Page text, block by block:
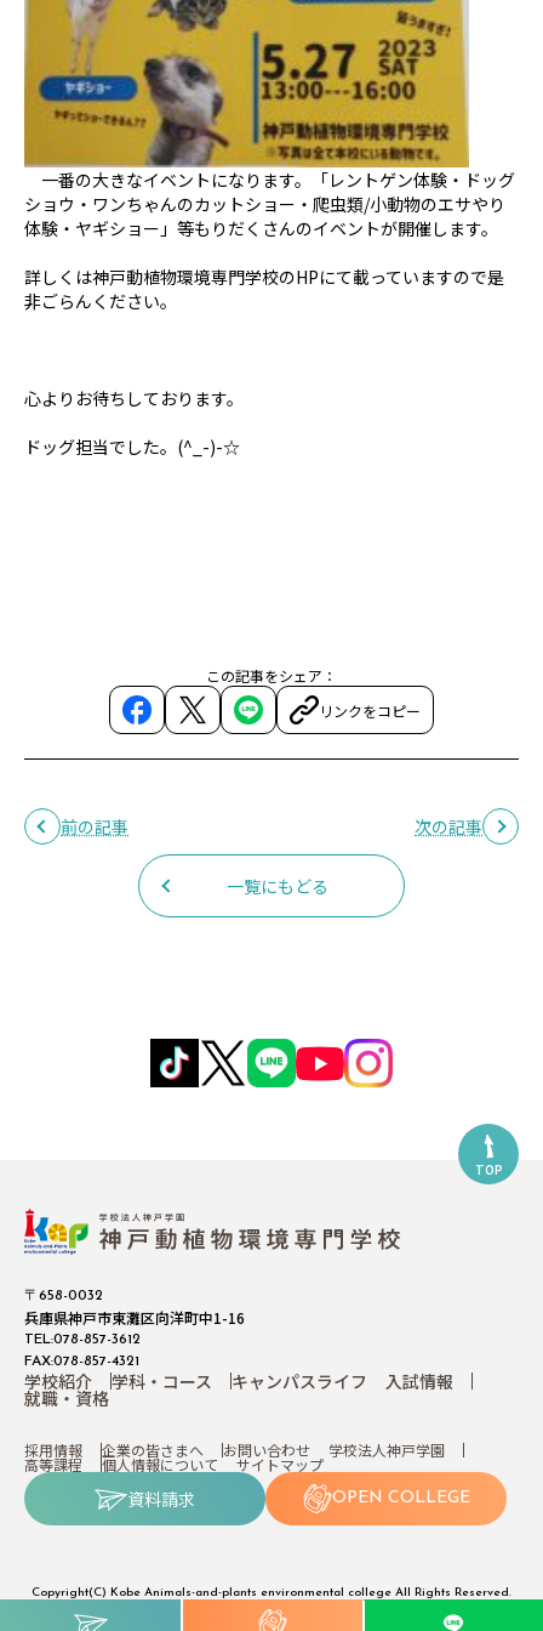
一番の大きなイベントになります。「レントゲン体験・ドッグ
ショウ・ワンちゃんのカットショー・爬虫類/小動物のエサやり
体験・ヤギショー」等もりだくさんのイベントが開催します。
詳しくは神戸動植物環境専門学校のHPにて載っていますので是
非ごらんください。
心よりお待ちしております。
ドッグ担当でした。(^_-)-☆
この記事をシェア：
リンクをコピー
前の記事
一覧にもどる
次の記事
TOP
〒658-0032
兵庫県神戸市東灘区向洋町中1-16
TEL:078-857-3612
FAX:078-857-4321
学校紹介 学科・コース キャンパスライフ 入試情報
就職・資格
採用情報 企業の皆さまへ お問い合わせ 学校法人神戸学園
高等課程 個人情報について サイトマップ
資料請求 OPEN COLLEGE
Copyright(C) Kobe Animals-and-plants environmental college All Rights Reserved.